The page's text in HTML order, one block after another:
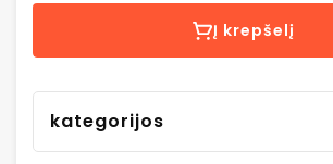
Į krepšelį
kategorijos